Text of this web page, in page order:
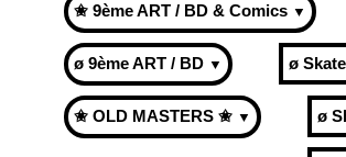
✬ 9ème ART / BD & Comics ▼
ø 9ème ART / BD ▼ ø
✬ OLD MASTERS ✬ ▼ ø